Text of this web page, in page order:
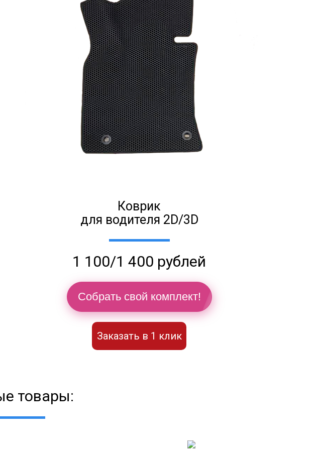
Коврик
для водителя 2D/3D
1 100/1 400 рублей
Собрать свой комплект!
Заказать в 1 клик
товары: